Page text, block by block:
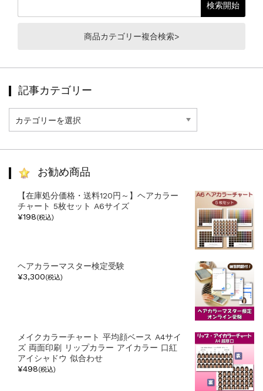
商品カテゴリー複合検索>
記事カテゴリー
事
カ
お勧め商品
【在庫処分価格・送料120円～】ヘアカラー
チャート 5枚セット A6サイズ
¥198(税込)
ヘアカラーマスター検定受験
¥3,300(税込)
メイクカラーチャート 平均顔ベース A4サイ
ズ 両面印刷 リップカラー アイカラー 口紅
アイシャドウ 似合わせ
¥498(税込)